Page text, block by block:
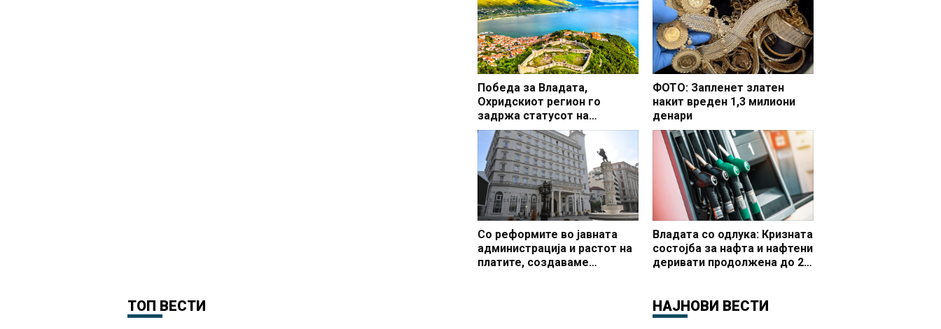
Победа за Владата,
Охридскиот регион го
задржа статусот на
заштитено светско културно
наследство
Со реформите во јавната
администрација и растот на
платите, создаваме
ФОТО: Запленет златен
накит вреден 1,3 милиони
денари
Владата со одлука: Кризната
состојба за нафта и нафтени
деривати продолжена до 20
ТОП ВЕСТИ НАЈНОВИ ВЕСТИ